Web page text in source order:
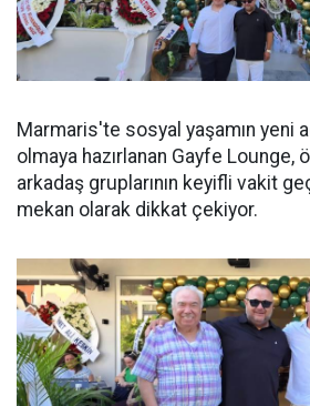
Marmaris'te sosyal yaşamın yeni
olmaya hazırlanan Gayfe Lounge,
arkadaş gruplarının keyifli vakit
mekan olarak dikkat çekiyor.